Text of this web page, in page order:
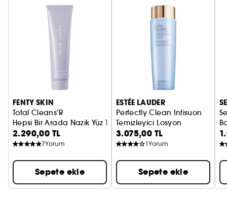
FENTY SKIN
Total Cleans'R
Hepsi Bir Arada Nazik Yüz Temizleyici Ve Makyaj Temizleyici
2.290,00 TL
7Yorum
Sepete ekle
ESTÉE LAUDER
Perfectly Clean Infisuon
Temizleyici Losyon
3.075,00 TL
1Yorum
Sepete ekle